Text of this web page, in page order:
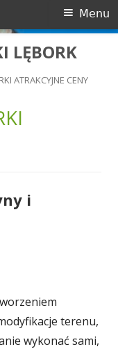
LĘBORK
ATRAKCYJNE CENY
Menu
i
terenu,
wykonać sami,